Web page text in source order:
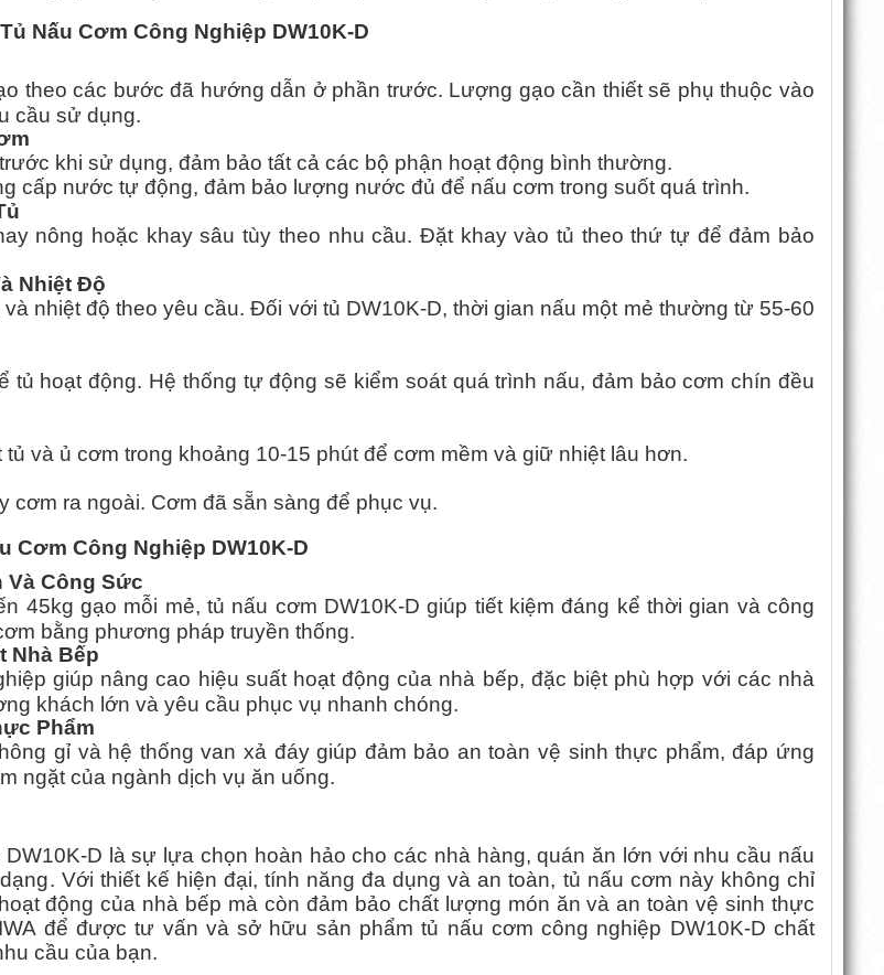
Nấu Cơm Công Nghiệp DW10K-D
theo các bước đã hướng dẫn ở phần trước. Lượng gạo cần thiết sẽ phụ thuộc vào
cầu sử dụng.
khi sử dụng, đảm bảo tất cả các bộ phận hoạt động bình thường.
cấp nước tự động, đảm bảo lượng nước đủ để nấu cơm trong suốt quá trình.
nông hoặc khay sâu tùy theo nhu cầu. Đặt khay vào tủ theo thứ tự để đảm bảo
Nhiệt Độ
nhiệt độ theo yêu cầu. Đối với tủ DW10K-D, thời gian nấu một mẻ thường từ 55-60
tủ hoạt động. Hệ thống tự động sẽ kiểm soát quá trình nấu, đảm bảo cơm chín đều
tủ và ủ cơm trong khoảng 10-15 phút để cơm mềm và giữ nhiệt lâu hơn.
cơm ra ngoài. Cơm đã sẵn sàng để phục vụ.
Cơm Công Nghiệp DW10K-D
Và Công Sức
45kg gạo mỗi mẻ, tủ nấu cơm DW10K-D giúp tiết kiệm đáng kể thời gian và công
bằng phương pháp truyền thống.
Nhà Bếp
giúp nâng cao hiệu suất hoạt động của nhà bếp, đặc biệt phù hợp với các nhà
khách lớn và yêu cầu phục vụ nhanh chóng.
Phẩm
gỉ và hệ thống van xả đáy giúp đảm bảo an toàn vệ sinh thực phẩm, đáp ứng
ngặt của ngành dịch vụ ăn uống.
D là sự lựa chọn hoàn hảo cho các nhà hàng, quán ăn lớn với nhu cầu nấu
Với thiết kế hiện đại, tính năng đa dụng và an toàn, tủ nấu cơm này không chỉ
động của nhà bếp mà còn đảm bảo chất lượng món ăn và an toàn vệ sinh thực
để được tư vấn và sở hữu sản phẩm tủ nấu cơm công nghiệp DW10K-D chất
cầu của bạn.